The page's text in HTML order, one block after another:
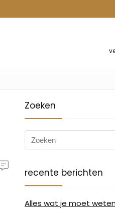
Zoeken
recente berichten
Alles wat je moet